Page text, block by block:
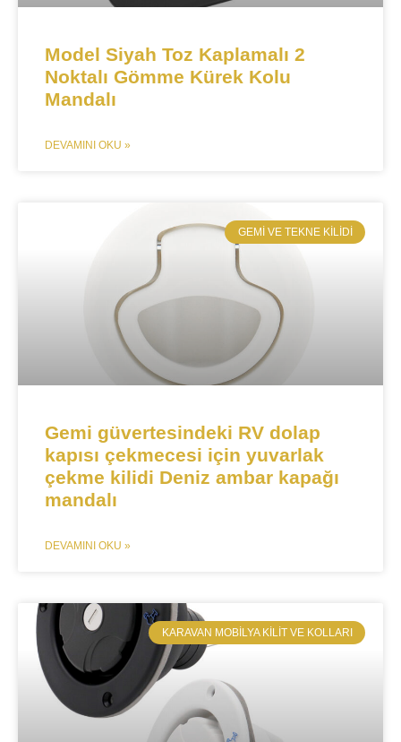
Model Siyah Toz Kaplamalı 2
Noktalı Gömme Kürek Kolu
Mandalı
DEVAMINI OKU »
​GEMI VE TEKNE KILIDI​
Gemi güvertesindeki RV dolap
kapısı çekmecesi için yuvarlak
çekme kilidi Deniz ambar kapağı
mandalı
DEVAMINI OKU »
​KARAVAN MOBILYA KILIT VE KOLLARI